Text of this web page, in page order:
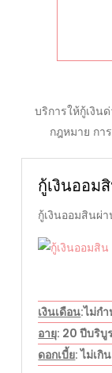
บริการให้กู้เงิน
กฎหมาย กา
กู้เงินออม
กู้เงินออมสินผ่
เงินเดือน:ไม่ก
อายุ: 20 ปีบริ
ดอกเบี้ย: ไม่เกิ